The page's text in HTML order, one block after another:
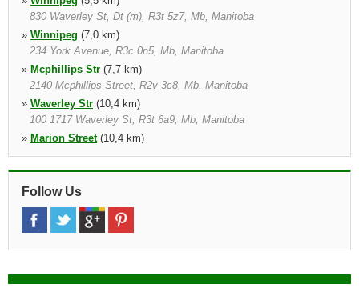
830 Waverley St, Dt (m), R3t 5z7, Mb, Manitoba
» Winnipeg (7,0 km)
234 York Avenue, R3c 0n5, Mb, Manitoba
» Mcphillips Str (7,7 km)
2140 Mcphillips Street, R2v 3c8, Mb, Manitoba
» Waverley Str (10,4 km)
100 1717 Waverley St, R3t 6a9, Mb, Manitoba
» Marion Street(10,4 km)
Eastside Collisions Repairs, 874 Marion Street, R2j 0k4, Mb,
Manitoba
»Regent Street
Follow Us